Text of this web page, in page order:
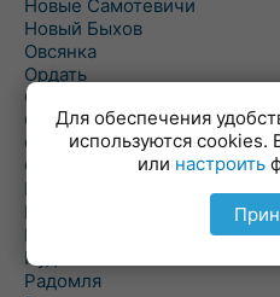
Новые Самотевичи
Новый Быхов
Овсянка
Ордать
Ореховка
Осиновка
Осиповичи
Осово
Павловичи
Паршино
Петуховка
Пудовня
Радомля
Для обеспечения
используются
или настроить